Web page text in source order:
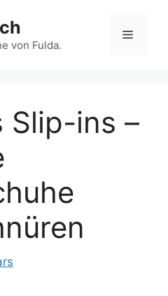
von Fulda.
Menü
Slip-ins –